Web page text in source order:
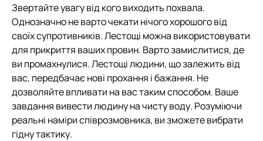
Звертайте увагу від кого виходить похвала.
Однозначно не варто чекати нічого хорошого від
своїх супротивників. Лестощі можна використовувати
для прикриття ваших провин. Варто замислитися, де
ви промахнулися. Лестощі людини, що залежить від
вас, передбачає нові прохання і бажання. Не
дозволяйте впливати на вас таким способом. Ваше
завдання вивести людину на чисту воду. Розуміючи
реальні наміри співрозмовника, ви зможете вибрати
гідну тактику.